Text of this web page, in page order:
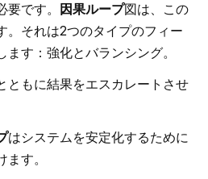
です。
因果ループ図は、この
。それは2つのタイプのフィー
ます：強化とバランシング。
ともに結果をエスカレートさせ
はシステムを安定化するために
す。